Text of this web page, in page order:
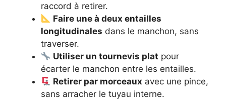
raccord à retirer.
Faire une à deux entailles
longitudinales dans le manchon, sans
traverser.
Utiliser un tournevis plat pour
écarter le manchon entre les entailles.
Retirer par morceaux avec une pince,
sans arracher le tuyau interne.